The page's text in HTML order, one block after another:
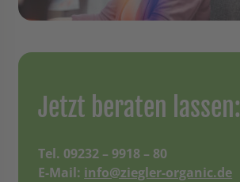
Jetzt beraten lassen:
Tel. 09232 – 9918 – 80
E-Mail: info@ziegler-organic.de